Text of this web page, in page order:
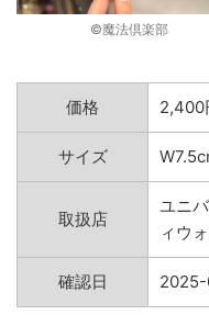
©︎魔法倶楽部
価格 2,400
サイズ
取扱店
ユニ
ィウ
確認日